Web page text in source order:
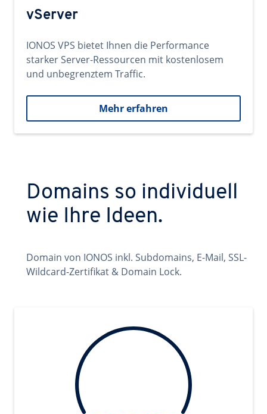
vServer
IONOS VPS bietet Ihnen die Performance
starker Server-Ressourcen mit kostenlosem
und unbegrenztem Traffic.
Mehr erfahren
Domains so individuell
wie Ihre Ideen.
Domain von IONOS inkl. Subdomains, E-Mail, SSL-
Wildcard-Zertifikat & Domain Lock.